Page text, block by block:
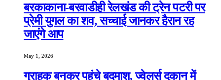
बरकाकाना-बरवाडीही रेलखंड की ट्रेन पटरी पर
प्रेमी युगल का शव, सच्चाई जानकर हैरान रह
जाएंगे आप
May 1, 2026
ग्राहक बनकर पहुंचे बदमाश, ज्वेलर्स दुकान में